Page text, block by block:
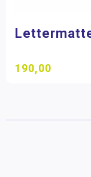
190,00